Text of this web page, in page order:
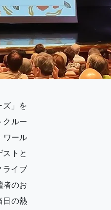
」を
クルー
ワール
トと
ライブ
者のお
日の熱